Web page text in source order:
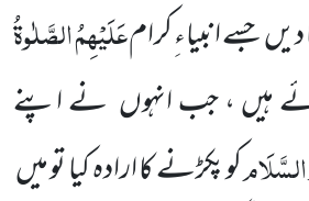
دیںجسے انبیاء ِکرامعَلَیْہِمُ الصَّلٰوۃُ
ہیں ، جب انہوں نے اپنے
کوپکڑنے کا ارادہ کیا تو میں